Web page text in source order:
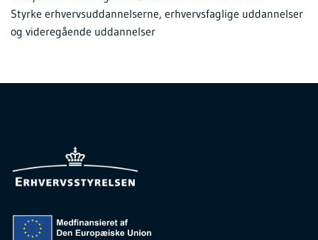
Styrke erhvervsuddannelserne, erhvervsfaglige uddannelser
og videregående uddannelser